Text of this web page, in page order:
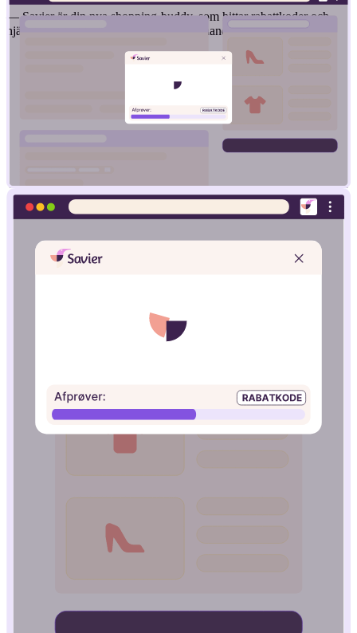
— Savier är din nya shopping-buddy, som hittar rabattkoder och
hjälper dig att få det bästa priset när du handlar online.